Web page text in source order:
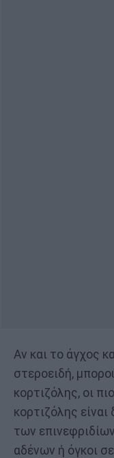
Αν και το άγχος
στεροειδή,
κορτιζόλης, οι
κορτιζόλης
των
αδένων ή όγκοι